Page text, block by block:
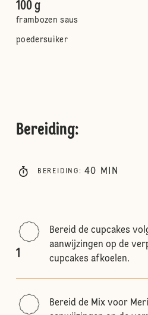
100 g
frambozen saus
poedersuiker
Bereiding:
BEREIDING : 40 MIN
1
Bereid de cupcakes
aanwijzingen op de
cupcakes afkoelen.
Bereid de Mix voor